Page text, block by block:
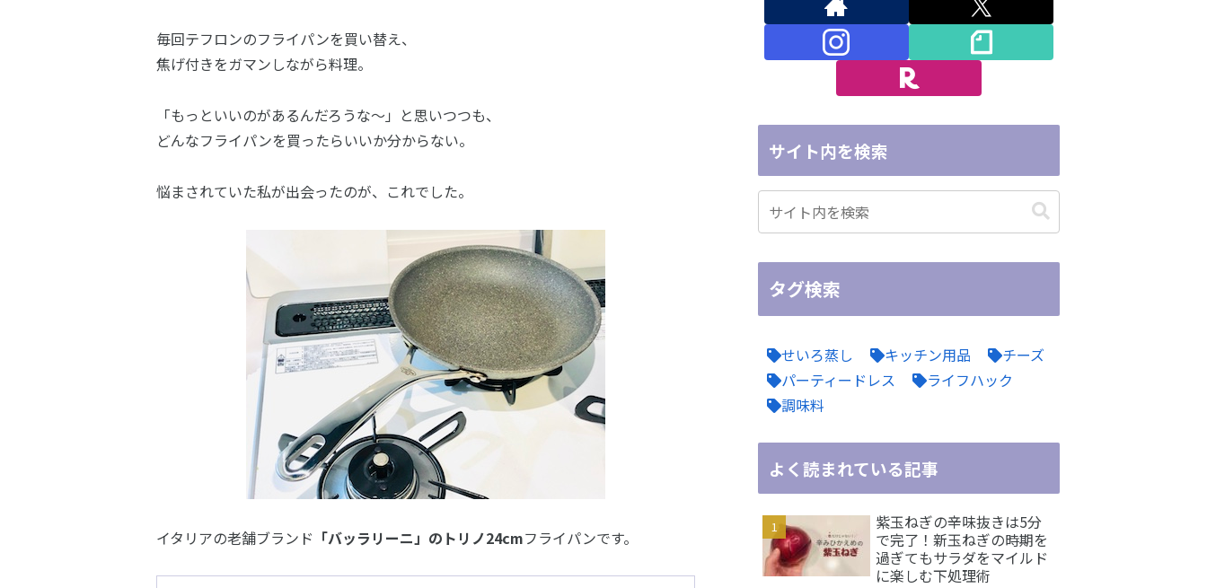
毎回テフロンのフライパンを買い替え、
焦げ付きをガマンしながら料理。
「もっといいのがあるんだろうな〜」と思いつつも、
どんなフライパンを買ったらいいか分からない。
悩まされていた私が出会ったのが、これでした。
イタリアの老舗ブランド 「バッラリーニ」のトリノ24cmフライパンです。
サイト内を検索
タグ検索
せいろ蒸し キッチン用品
チーズ
パーティードレス
ライフハック
調味料
よく読まれている記事
紫玉ねぎの辛味抜きは5分
で完了！新玉ねぎの時期を
過ぎてもサラダをマイルド
に楽しむ下処理術